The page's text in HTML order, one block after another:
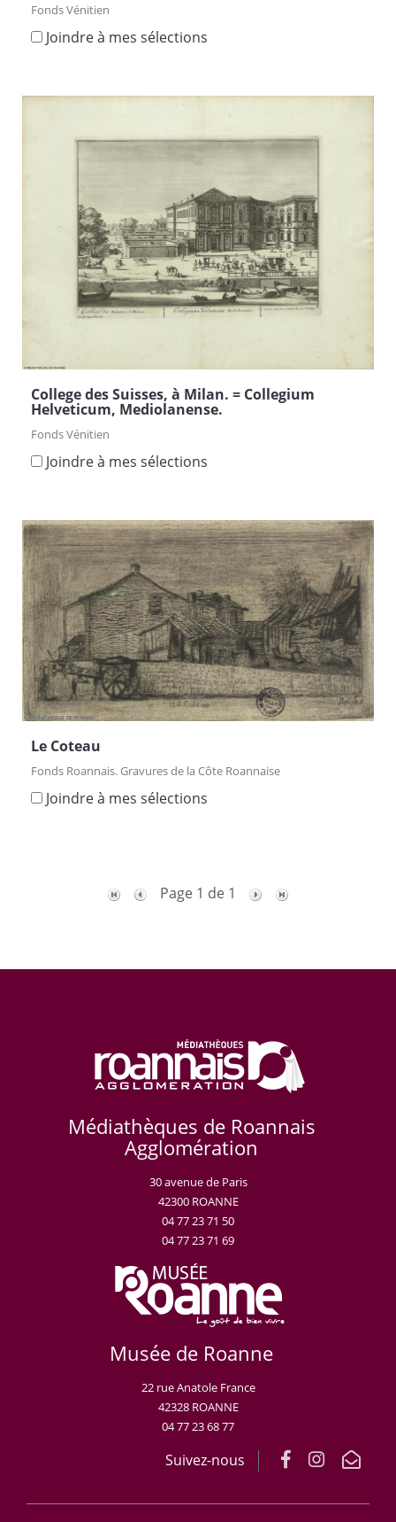
Fonds Vénitien
Joindre à mes sélections
College des Suisses, à Milan. = Collegium
Helveticum, Mediolanense.
Fonds Vénitien
Joindre à mes sélections
Le Coteau
Fonds Roannais. Gravures de la Côte Roannaise
Joindre à mes sélections
Page 1 de 1
Médiathèques de Roannais
Agglomération
30 avenue de Paris
42300 ROANNE
04 77 23 71 50
04 77 23 71 69
Musée de Roanne
22 rue Anatole France
42328 ROANNE
04 77 23 68 77
Suivez-nous